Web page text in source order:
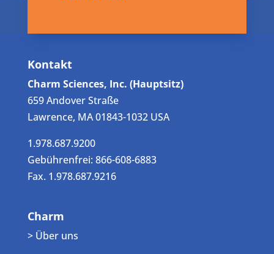
Kontakt
Charm Sciences, Inc. (Hauptsitz)
659 Andover Straße
Lawrence, MA 01843-1032 USA
1.978.687.9200
Gebührenfrei: 866-608-6883
Fax. 1.978.687.9216
Charm
> Über uns